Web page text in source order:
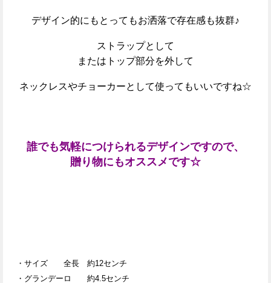
デザイン的にもとってもお洒落で存在感も抜群♪
ストラップとして
またはトップ部分を外して
ネックレスやチョーカーとして使ってもいいですね☆
誰でも気軽につけられるデザインですので、
贈り物にもオススメです☆
・サイズ 全長 約12センチ
・グランデーロ 約4.5センチ